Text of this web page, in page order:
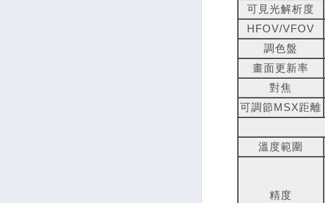
可見光解析度
HFOV/VFOV
調色盤
畫面更新率
對焦
可調節MSX距離
溫度範圍
精度